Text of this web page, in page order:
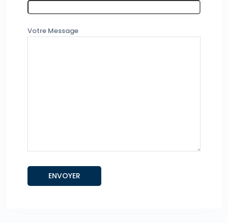
Votre Message